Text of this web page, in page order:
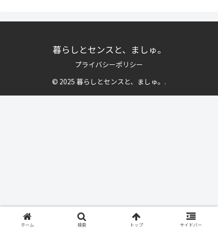
暮らしとセンスと、ましゅ。
プライバシーポリシー
© 2025 暮らしとセンスと、ましゅ。.
ホーム 検索 トップ サイドバー